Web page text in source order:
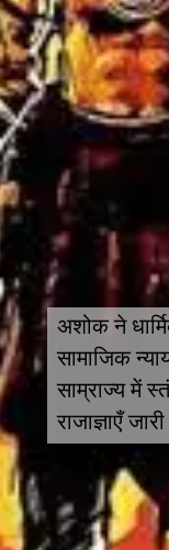
अशोक ने
सामाजिक
साम्राज्य में
राजाज्ञाएँ